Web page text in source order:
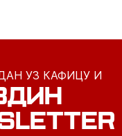
УЗ КАФИЦУ И